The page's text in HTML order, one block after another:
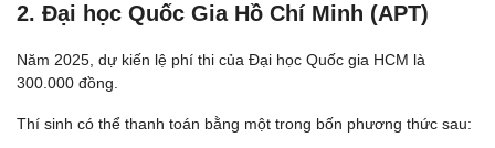
2. Đại học Quốc Gia Hồ Chí Minh (APT)
Năm 2025, dự kiến lệ phí thi của Đại học Quốc gia HCM là
300.000 đồng.
Thí sinh có thể thanh toán bằng một trong bốn phương thức sau: